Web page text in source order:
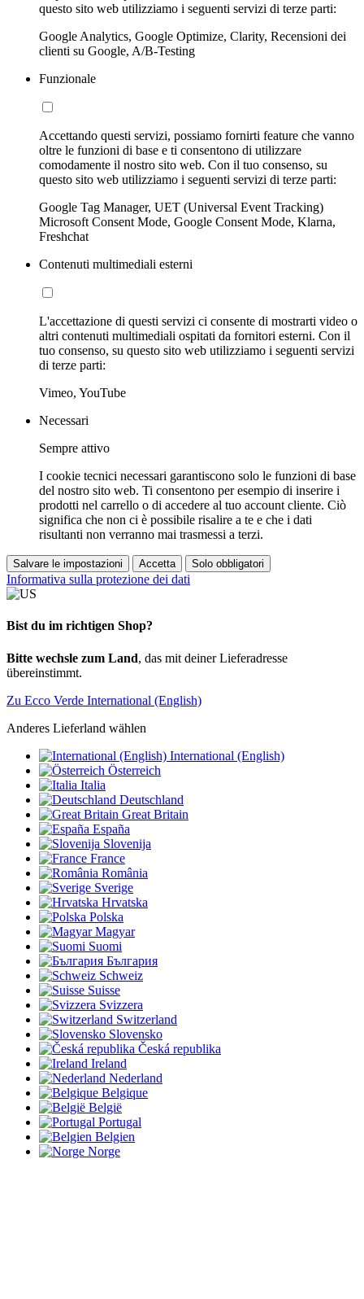
questo sito web utilizziamo i seguenti servizi di terze parti:
Google Analytics, Google Optimize, Clarity, Recensioni dei
clienti su Google, A/B-Testing
Funzionale
Accettando questi servizi, possiamo fornirti feature che vanno
oltre le funzioni di base e ti consentono di utilizzare
comodamente il nostro sito web. Con il tuo consenso, su
questo sito web utilizziamo i seguenti servizi di terze parti:
Google Tag Manager, UET (Universal Event Tracking)
Microsoft Consent Mode, Google Consent Mode, Klarna,
Freshchat
Contenuti multimediali esterni
L'accettazione di questi servizi ci consente di mostrarti video o
altri contenuti multimediali ospitati da fornitori esterni. Con il
tuo consenso, su questo sito web utilizziamo i seguenti servizi
di terze parti:
Vimeo, YouTube
Necessari
Sempre attivo
I cookie tecnici necessari garantiscono solo le funzioni di base
del nostro sito web. Ti consentono per esempio di inserire i
prodotti nel carrello o di accedere al tuo account cliente. Ciò
significa che non ci è possibile risalire a te e che i dati
risultanti non verranno mai trasmessi a terzi.
Salvare le impostazioni Accetta Solo obbligatori
Informativa sulla protezione dei dati
Bist du im richtigen Shop?
Bitte wechsle zum Land, das mit deiner Lieferadresse
übereinstimmt.
Zu Ecco Verde International (English)
Anderes Lieferland wählen
International (English)
Österreich
Italia
Deutschland
Great Britain
España
Slovenija
France
România
Sverige
Hrvatska
Polska
Magyar
Suomi
България
Schweiz
Suisse
Svizzera
Switzerland
Slovensko
Česká republika
Ireland
Nederland
Belgique
België
Portugal
Belgien
Norge